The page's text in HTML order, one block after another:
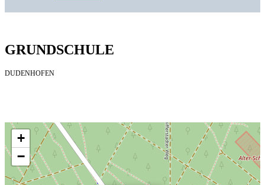
GRUNDSCHULE
DUDENHOFEN
+
−